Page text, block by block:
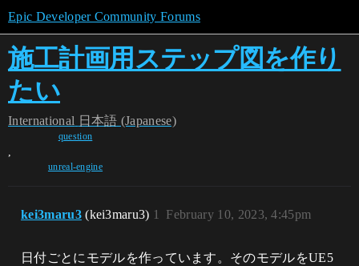
Epic Developer Community Forums
施工計画用ステップ図を作り
たい
International 日本語 (Japanese)
question
,
unreal-engine
kei3maru3 (kei3maru3) February 10, 2023, 4:45pm
1
日付ごとにモデルを作っています。そのモデルをUE5